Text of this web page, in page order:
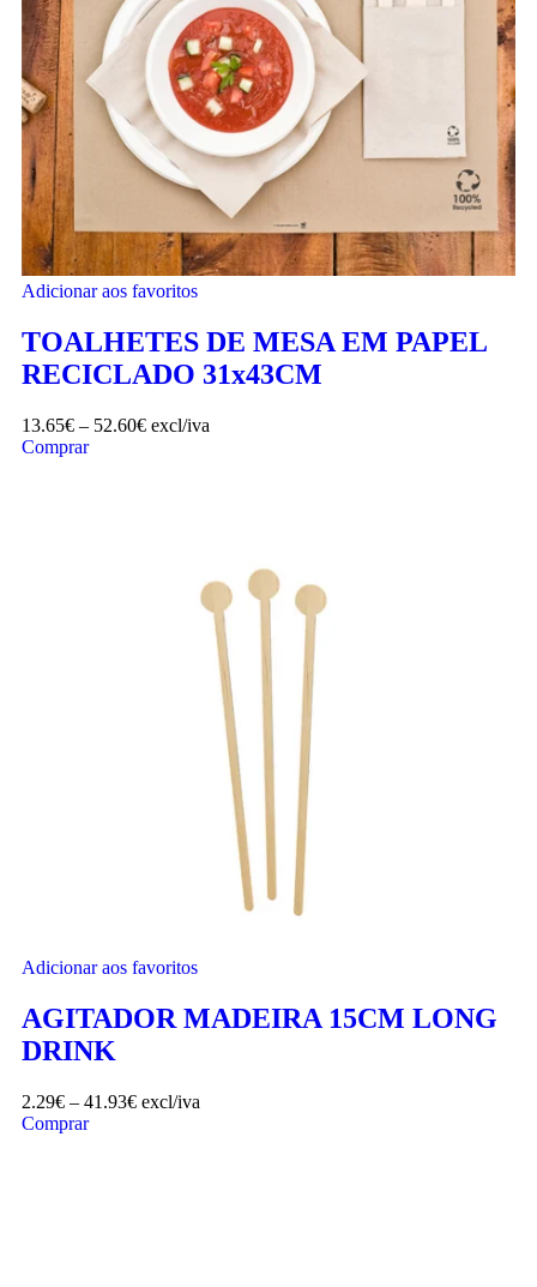
Adicionar aos favoritos
TOALHETES DE MESA EM PAPEL
RECICLADO 31x43CM
13.65€ – 52.60€ excl/iva
Comprar
Adicionar aos favoritos
AGITADOR MADEIRA 15CM LONG
DRINK
2.29€ – 41.93€ excl/iva
Comprar